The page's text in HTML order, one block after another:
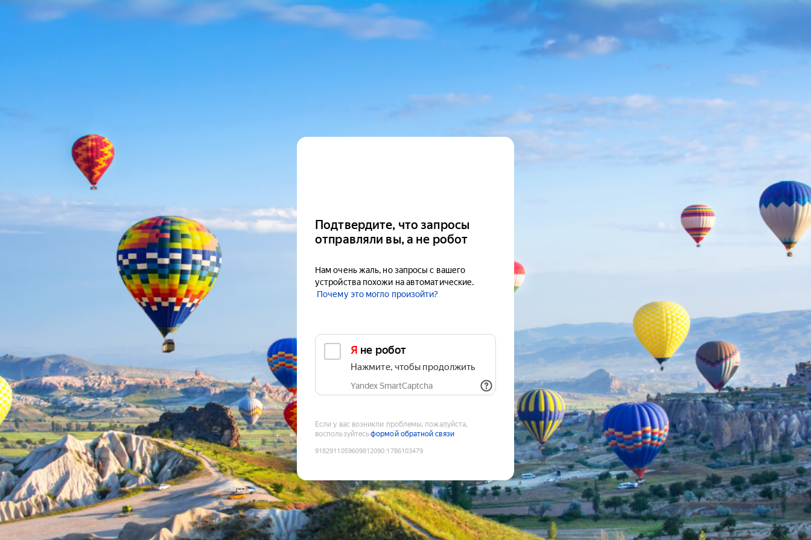
Подтвердите, что запросы
отправляли вы, а не робот
Нам очень жаль, но запросы с вашего
устройства похожи на автоматические.
Почему это могло произойти?
Я не робот
Нажмите, чтобы продолжить
Yandex SmartCaptcha
Если у вас возникли проблемы, пожалуйста,
воспользуйтесьформой обратной связи
9182911059609812090:1786103479